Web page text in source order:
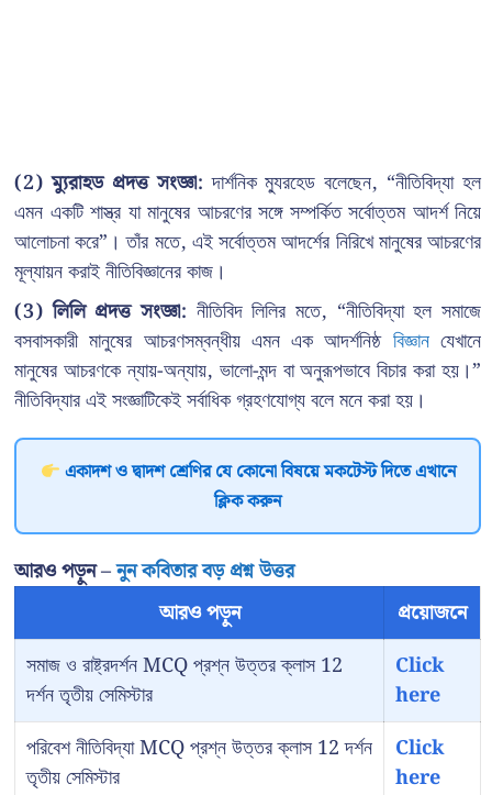
(2) ম্যুরাহড প্রদত্ত সংজ্ঞা:দার্শনিক ম্যুরহেড বলেছেন, “নীতিবিদ্যা হল
এমন একটি শাস্ত্র যা মানুষের আচরণের সঙ্গে সম্পর্কিত সর্বোত্তম আদর্শ নিয়ে
আলোচনা করে”। তাঁর মতে, এই সর্বোত্তম আদর্শের নিরিখে মানুষের আচরণের
মূল্যায়ন করাই নীতিবিজ্ঞানের কাজ।
(3)লিলি প্রদত্ত সংজ্ঞা: নীতিবিদ লিলির মতে, “নীতিবিদ্যা হল সমাজে
বসবাসকারী মানুষের আচরণসম্বন্ধীয় এমন এক আদর্শনিষ্ঠ বিজ্ঞানযেখানে
মানুষের আচরণকে ন্যায়-অন্যায়, ভালো-মন্দ বা অনুরূপভাবে বিচার করা হয়।”
নীতিবিদ্যার এই সংজ্ঞাটিকেই সর্বাধিক গ্রহণযোগ্য বলে মনে করা হয়।
একাদশ ও দ্বাদশ শ্রেণির যে কোনো বিষয়ে মকটেস্ট দিতে এখানে
ক্লিক করুন
আরও পড়ুন –নুন কবিতার বড় প্রশ্ন উত্তর
আরও পড়ুন
প্রয়োজনে
সমাজ ও রাষ্ট্রদর্শন MCQ প্রশ্ন উত্তর ক্লাস 12
দর্শন তৃতীয় সেমিস্টার
Click
here
পরিবেশ নীতিবিদ্যা MCQ প্রশ্ন উত্তর ক্লাস 12 দর্শন
তৃতীয় সেমিস্টার
Click
here